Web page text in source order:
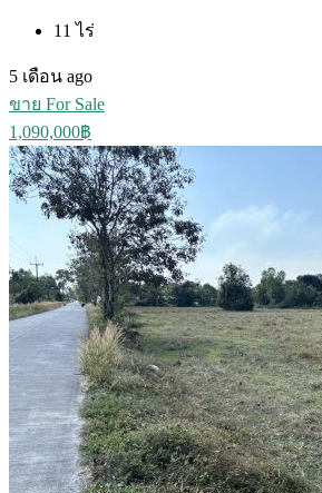
11 ไร่
5 เดือน ago
ขาย For Sale
1,090,000฿